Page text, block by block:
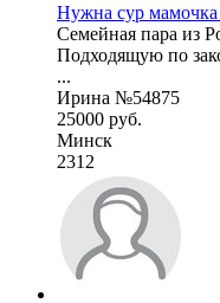
Нужна сур мамочка
Семейная пара из
Подходящую по
...
Ирина №54875
25000 руб.
Минск
2312